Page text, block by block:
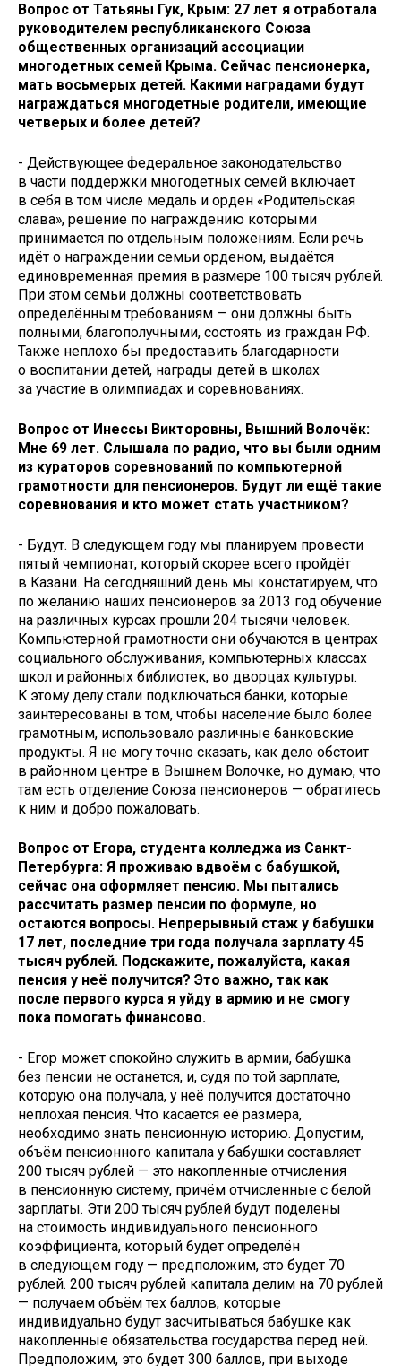
Вопрос от Татьяны Гук, Крым: 27 лет я отработала
руководителем республиканского Союза
общественных организаций ассоциации
многодетных семей Крыма. Сейчас пенсионерка,
мать восьмерых детей. Какими наградами будут
награждаться многодетные родители, имеющие
четверых и более детей?
- Действующее федеральное законодательство
в части поддержки многодетных семей включает
в себя в том числе медаль и орден «Родительская
слава», решение по награждению которыми
принимается по отдельным положениям. Если речь
идёт о награждении семьи орденом, выдаётся
единовременная премия в размере 100 тысяч рублей.
При этом семьи должны соответствовать
определённым требованиям — они должны быть
полными, благополучными, состоять из граждан РФ.
Также неплохо бы предоставить благодарности
о воспитании детей, награды детей в школах
за участие в олимпиадах и соревнованиях.
Вопрос от Инессы Викторовны, Вышний Волочёк:
Мне 69 лет. Слышала по радио, что вы были одним
из кураторов соревнований по компьютерной
грамотности для пенсионеров. Будут ли ещё такие
соревнования и кто может стать участником?
- Будут. В следующем году мы планируем провести
пятый чемпионат, который скорее всего пройдёт
в Казани. На сегодняшний день мы констатируем, что
по желанию наших пенсионеров за 2013 год обучение
на различных курсах прошли 204 тысячи человек.
Компьютерной грамотности они обучаются в центрах
социального обслуживания, компьютерных классах
школ и районных библиотек, во дворцах культуры.
К этому делу стали подключаться банки, которые
заинтересованы в том, чтобы население было более
грамотным, использовало различные банковские
продукты. Я не могу точно сказать, как дело обстоит
в районном центре в Вышнем Волочке, но думаю, что
там есть отделение Союза пенсионеров — обратитесь
к ним и добро пожаловать.
Вопрос от Егора, студента колледжа из Санкт-
Петербурга: Я проживаю вдвоём с бабушкой,
сейчас она оформляет пенсию. Мы пытались
рассчитать размер пенсии по формуле, но
остаются вопросы. Непрерывный стаж у бабушки
17 лет, последние три года получала зарплату 45
тысяч рублей. Подскажите, пожалуйста, какая
пенсия у неё получится? Это важно, так как
после первого курса я уйду в армию и не смогу
пока помогать финансово.
- Егор может спокойно служить в армии, бабушка
без пенсии не останется, и, судя по той зарплате,
которую она получала, у неё получится достаточно
неплохая пенсия. Что касается её размера,
необходимо знать пенсионную историю. Допустим,
объём пенсионного капитала у бабушки составляет
200 тысяч рублей — это накопленные отчисления
в пенсионную систему, причём отчисленные с белой
зарплаты. Эти 200 тысяч рублей будут поделены
на стоимость индивидуального пенсионного
коэффициента, который будет определён
в следующем году — предположим, это будет 70
рублей. 200 тысяч рублей капитала делим на 70 рублей
— получаем объём тех баллов, которые
индивидуально будут засчитываться бабушке как
накопленные обязательства государства перед ней.
Предположим, это будет 300 баллов, при выходе